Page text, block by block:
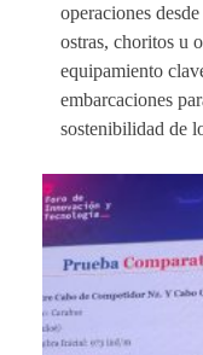
operaciones
ostras, choritos u
equipamiento
embarcaciones
sostenibilidad de